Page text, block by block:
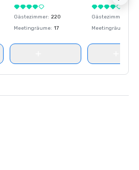
Gästezimmer: 220
Meetingräume: 17
Gästezimmer
Meetingräume